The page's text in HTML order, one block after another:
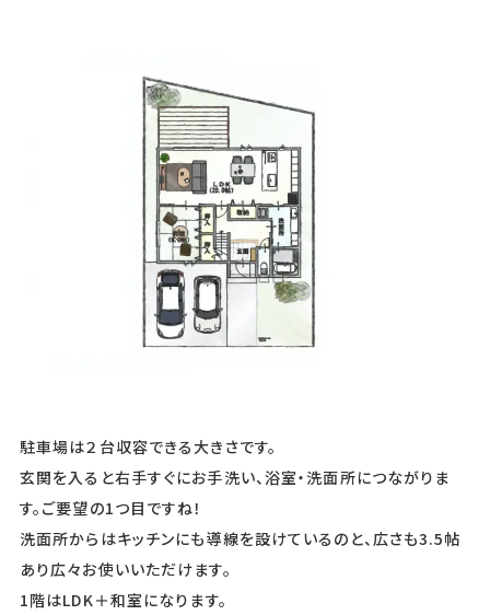
駐車場は２台収容できる大きさです。
玄関を入ると右手すぐにお手洗い、浴室・洗面所につながりま
す。ご要望の1つ目ですね！
洗面所からはキッチンにも導線を設けているのと、広さも3.5帖
あり広々お使いいただけます。
1階はLDK＋和室になります。